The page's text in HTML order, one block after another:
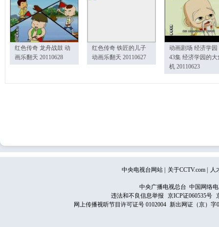
红色传奇 龙舟战鼓 动
画乐翻天 20110628
红色传奇 铁匠的儿子
动画乐翻天 20110627
动画剧场 经济学园
43集 经济学园的大
机 20110623
中央电视台网站 关于CCTV.com 人
中央广播电视总台 中国网络
违法和不良信息举报
京ICP证060535号
网上传播视听节目许可证号 0102004 新出网证（京）